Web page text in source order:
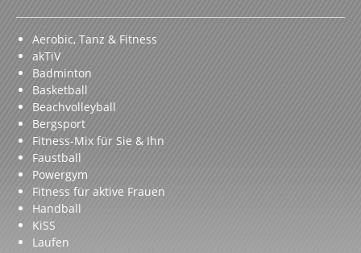
Aerobic, Tanz & Fitness
akTiV
Badminton
Basketball
Beachvolleyball
Bergsport
Fitness-Mix für Sie & Ihn
Faustball
Powergym
Fitness für aktive Frauen
Handball
KiSS
Laufen